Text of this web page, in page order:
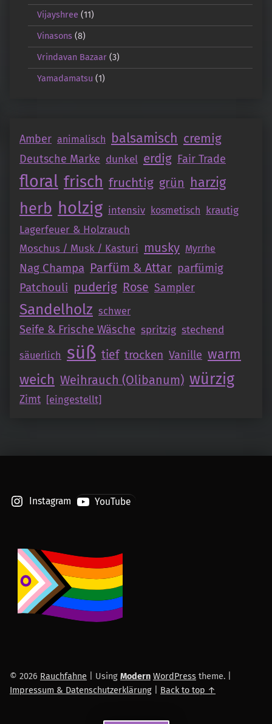
Vijayshree (11)
Vinasons(8)
Vrindavan Bazaar(3)
Yamadamatsu (1)
Amber animalisch balsamisch cremig
Deutsche Marke dunkel erdig Fair Trade
floral frisch fruchtig grün harzig
herb holzig intensiv kosmetisch krautig
Lagerfeuer & Holzrauch
Moschus / Musk / Kasturi musky Myrrhe
Nag Champa Parfüm & Attar parfümig
Patchouli puderig Rose Sampler
Sandelholz schwer
Seife & Frische Wäsche spritzig stechend
säuerlich süß tief trocken Vanille warm
weich Weihrauch (Olibanum) würzig
Zimt [eingestellt]
Instagram YouTube
© 2026 Rauchfahne Using Modern WordPress theme.
Impressum & Datenschutzerklärung
Back to top ↑